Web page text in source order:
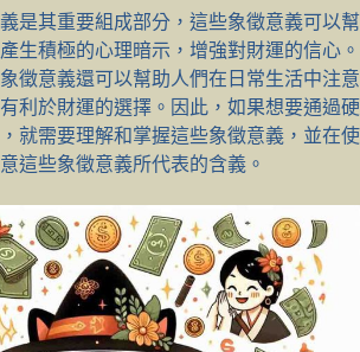
是其重要組成部分，這些象徵意義可以幫
生積極的心理暗示，增強對財運的信心。
徵意義還可以幫助人們在日常生活中注意
利於財運的選擇。因此，如果想要通過硬
就需要理解和掌握這些象徵意義，並在使
這些象徵意義所代表的含義。